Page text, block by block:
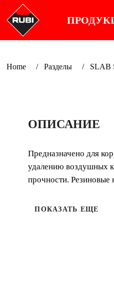
Home Разделы SLAB
ОПИСАНИЕ
Предназначено для
удалению воздушных
прочности.
ПОКАЗАТЬ ЕЩЕ